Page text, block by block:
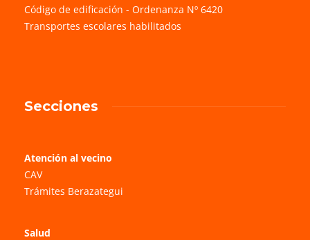
Código de edificación - Ordenanza Nº 6420
Transportes escolares habilitados
Secciones
Atención al vecino
CAV
Trámites Berazategui
Salud